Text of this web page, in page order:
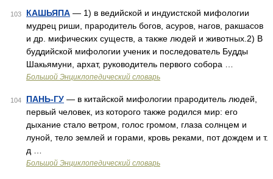
103 КАШЬЯПА — 1) в ведийской и индуистской мифологии
мудрец риши, прародитель богов, асуров, нагов, ракшасов
и др. мифических существ, а также людей и животных.2) В
буддийской мифологии ученик и последователь Будды
Шакьямуни, архат, руководитель первого собора …
Большой Энциклопедический словарь
104 ПАНЬ-ГУ — в китайской мифологии прародитель людей,
первый человек, из которого также родился мир: его
дыхание стало ветром, голос громом, глаза солнцем и
луной, тело землей и горами, кровь реками, пот дождем и т.
д …
Большой Энциклопедический словарь